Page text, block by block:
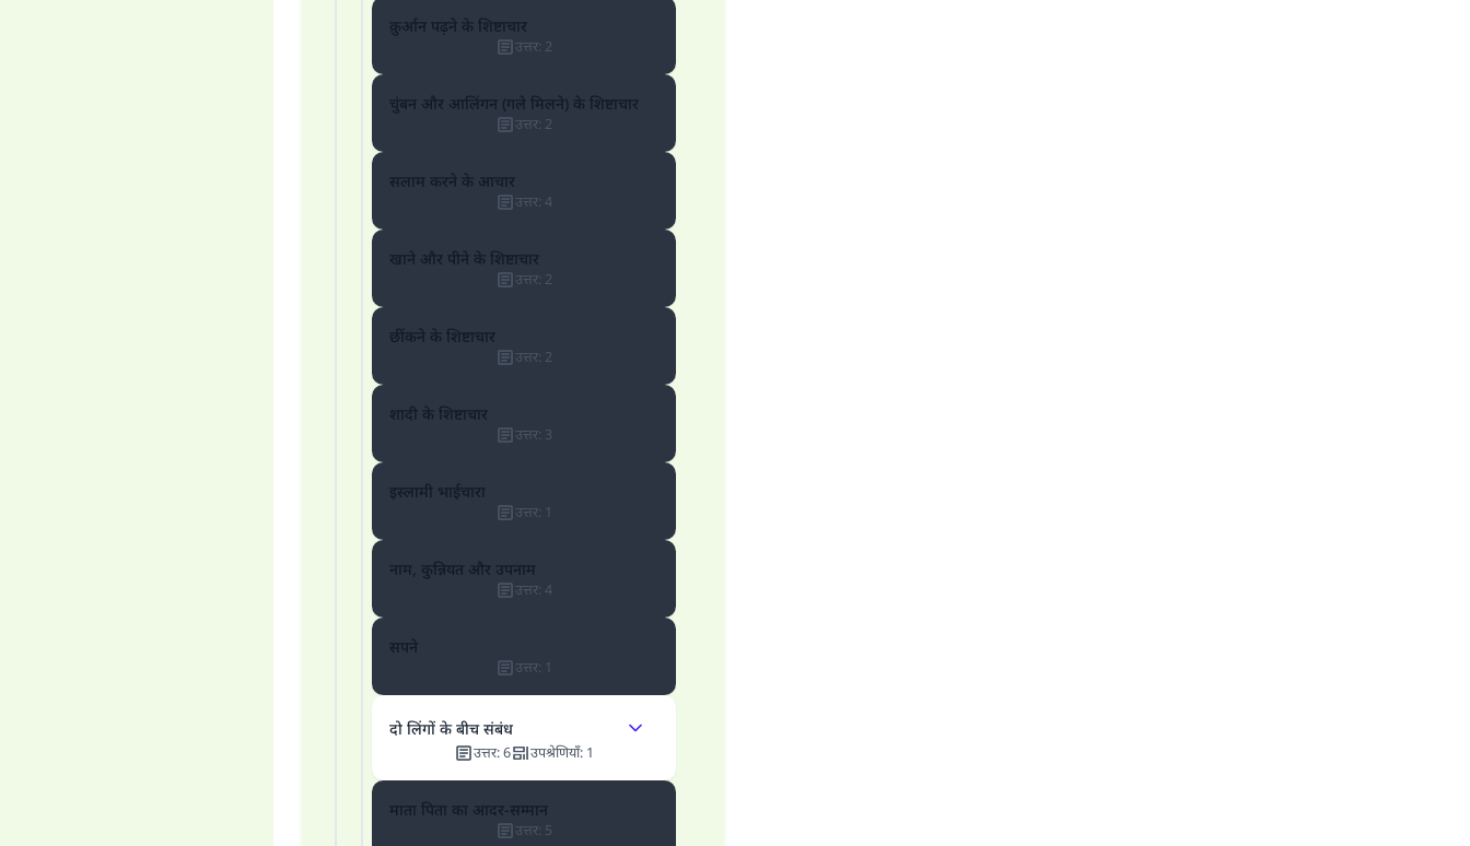
क़ुर्आन पढ़ने के शिष्टाचार
उत्तर: 2
चुंबन और आलिंगन (गले मिलने) के शिष्टाचार
उत्तर: 2
सलाम करने के आचार
उत्तर: 4
खाने और पीने के शिष्टाचार
उत्तर: 2
छींकने के शिष्टाचार
उत्तर: 2
शादी के शिष्टाचार
उत्तर: 3
इस्लामी भाईचारा
उत्तर: 1
नाम, कुन्नियत और उपनाम
उत्तर: 4
सपने
उत्तर: 1
दो लिंगों के बीच संबंध
उत्तर:6 उपश्रेणियाँ: 1
माता पिता का आदर-सम्मान
उत्तर: 5
उत्तर संख्या 110845 ने एक शादी बचाई।.
अल्लाह के रसूल सल्लल्लाहु अलैहि व सल्लम ने फरमाया :
'जो व्यक्ति भलाई का मार्ग दर्शाए, उसके लिए उस भलाई के करने वाले के समान प्रतिफल